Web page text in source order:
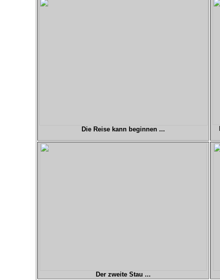
Die Reise kann beginnen ...
Der zweite Stau ...